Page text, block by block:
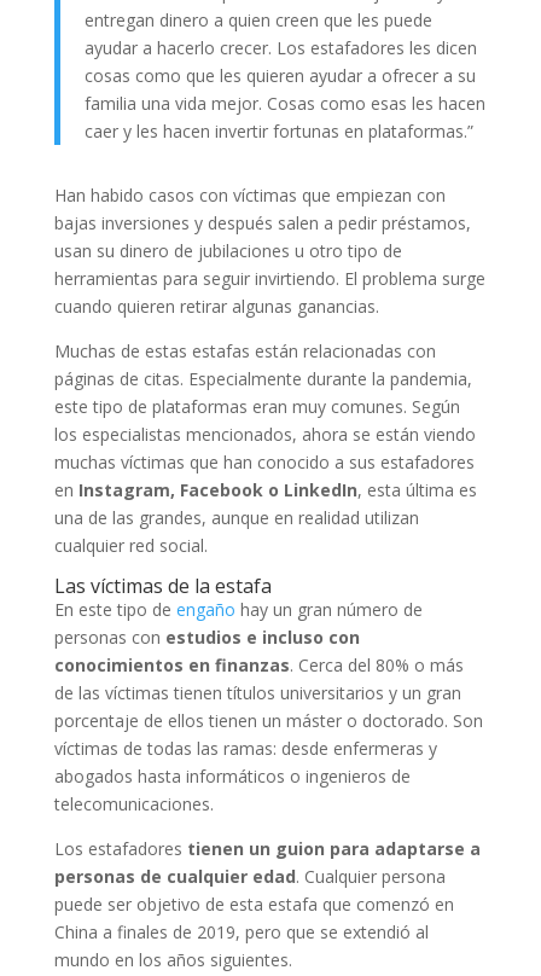
entregan dinero a quien creen que les puede
ayudar a hacerlo crecer. Los estafadores les dicen
cosas como que les quieren ayudar a ofrecer a su
familia una vida mejor. Cosas como esas les hacen
caer y les hacen invertir fortunas en plataformas.”
Han habido casos con víctimas que empiezan con
bajas inversiones y después salen a pedir préstamos,
usan su dinero de jubilaciones u otro tipo de
herramientas para seguir invirtiendo. El problema surge
cuando quieren retirar algunas ganancias.
Muchas de estas estafas están relacionadas con
páginas de citas. Especialmente durante la pandemia,
este tipo de plataformas eran muy comunes. Según
los especialistas mencionados, ahora se están viendo
muchas víctimas que han conocido a sus estafadores
en Instagram, Facebook o LinkedIn, esta última es
una de las grandes, aunque en realidad utilizan
cualquier red social.
Las víctimas de la estafa
En este tipo de engaño hay un gran número de
personas con estudios e incluso con
conocimientos en finanzas. Cerca del 80% o más
de las víctimas tienen títulos universitarios y un gran
porcentaje de ellos tienen un máster o doctorado. Son
víctimas de todas las ramas: desde enfermeras y
abogados hasta informáticos o ingenieros de
telecomunicaciones.
Los estafadores tienen un guion para adaptarse a
personas de cualquier edad. Cualquier persona
puede ser objetivo de esta estafa que comenzó en
China a finales de 2019, pero que se extendió al
mundo en los años siguientes.